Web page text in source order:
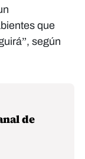
que
según
de